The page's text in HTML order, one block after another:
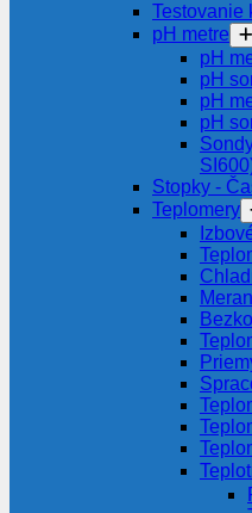
Testovanie
pH metre
pH
pH
pH
pH
Stopky -
Teplomery